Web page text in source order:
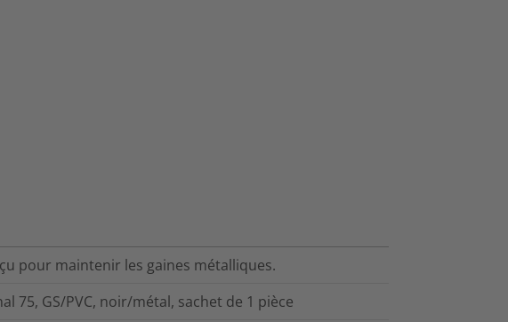
pour maintenir les gaines métalliques.
75, GS/PVC, noir/métal, sachet de 1 pièce